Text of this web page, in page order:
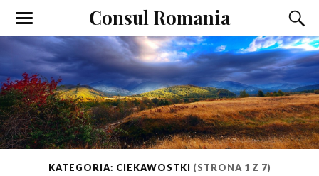
Consul Romania
KATEGORIA: CIEKAWOSTKI (STRONA 1 Z 7)